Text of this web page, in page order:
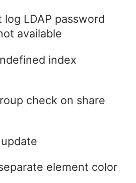
log LDAP password
available
index
check on share
element color